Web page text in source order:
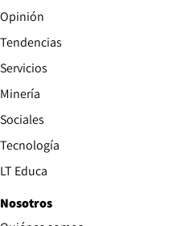
Opinión
Tendencias
Servicios
Minería
Sociales
Tecnología
LT Educa
Nosotros